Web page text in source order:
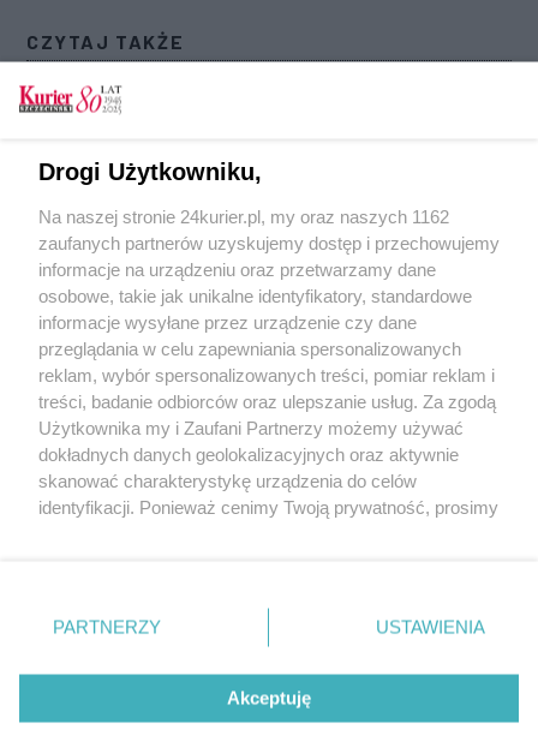
CZYTAJ TAKŻE
Szok i klasyka. Filharmonia w obiektywie Bartka
Barczyka [GALERIA]
Obrazy miodem malowane. Wystawa w
Książnicy Pomorskiej
Fotografie i grafiki o Poli Negri na wystawie w
Teatrze Polskim
POGODA
14℃
Zobacz prognozę na 3 dni
Copyright © 2022 Kurier Szczeciński sp. z o.o.
Wszelkie prawa zastrzeżone
Nota wydawnicza
Nota prawna
Polityka prywatności
Reklama
Drogi Użytkowniku,
Na naszej stronie 24kurier.pl, my oraz naszych 1162
zaufanych partnerów uzyskujemy dostęp i przechowujemy
informacje na urządzeniu oraz przetwarzamy dane
osobowe, takie jak unikalne identyfikatory, standardowe
informacje wysyłane przez urządzenie czy dane
przeglądania w celu zapewniania spersonalizowanych
reklam, wybór spersonalizowanych treści, pomiar reklam i
treści, badanie odbiorców oraz ulepszanie usług. Za zgodą
Użytkownika my i Zaufani Partnerzy możemy używać
dokładnych danych geolokalizacyjnych oraz aktywnie
skanować charakterystykę urządzenia do celów
identyfikacji. Ponieważ cenimy Twoją prywatność, prosimy
prywatności znajdujący się w lewym dolnym rogu strony
. Niektóre rodzaje przetwarzania danych nie wymagają
takiemu przetwarzaniu. Preferencje będą miały
zastosowania tylko na tej witrynie.
PARTNERZY USTAWIENIA
Akceptuję